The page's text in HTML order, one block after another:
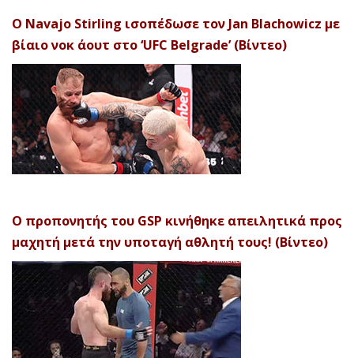
Ο Navajo Stirling ισοπέδωσε τον Jan Blachowicz με
βίαιο νοκ άουτ στο ‘UFC Belgrade’ (Βίντεο)
Ο προπονητής του GSP κινήθηκε απειλητικά προς
μαχητή μετά την υποταγή αθλητή τους! (Βίντεο)